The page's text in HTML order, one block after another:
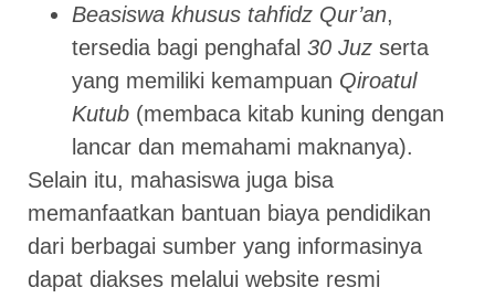
Beasiswa khusus tahfidz Qur’an,
tersedia bagi penghafal 30 Juz serta
yang memiliki kemampuan Qiroatul
Kutub (membaca kitab kuning dengan
lancar dan memahami maknanya).
Selain itu, mahasiswa juga bisa
memanfaatkan bantuan biaya pendidikan
dari berbagai sumber yang informasinya
dapat diakses melalui website resmi